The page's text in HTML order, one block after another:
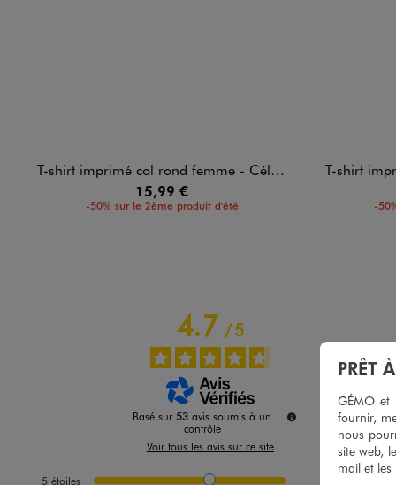
T-shirt imprimé col rond femme - Céline Dion
15,99 €
-50% sur le 2ème produit d'été
T-shirt
-
4.7/5
Basé sur53 avis soumis à un
contrôle
Voir tous les avis sur ce site
5 étoiles
PRÊT
GÉMO et
fournir,
nous
site web,
mail et les